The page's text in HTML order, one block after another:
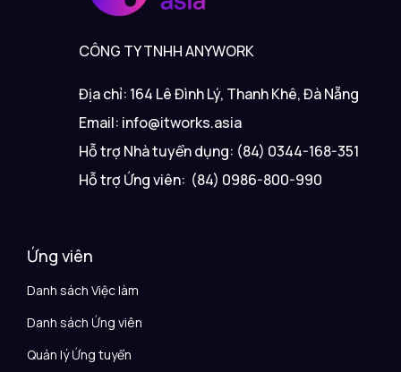
CÔNG TY TNHH ANYWORK
Địa chỉ: 164 Lê Đình Lý, Thanh Khê, Đà Nẵng
Email: info@itworks.asia
Hỗ trợ Nhà tuyển dụng: (84) 0344-168-351
Hỗ trợ Ứng viên: (84) 0986-800-990
Ứng viên
Danh sách Việc làm
Danh sách Ứng viên
Quản lý Ứng tuyển